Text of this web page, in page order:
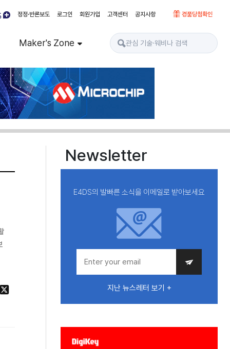
정정·반론보도 로그인 회원가입 고객센터 공지사항 경품당첨확인
Maker's Zone
Newsletter
E4DS의 발빠른 소식을 이메일로 받아보세요
지난 뉴스레터 보기 +